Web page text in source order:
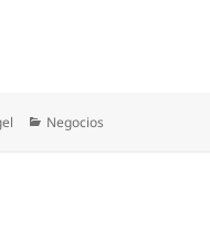
Categorías
Negocios